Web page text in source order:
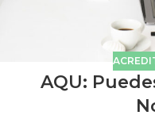
AQU: